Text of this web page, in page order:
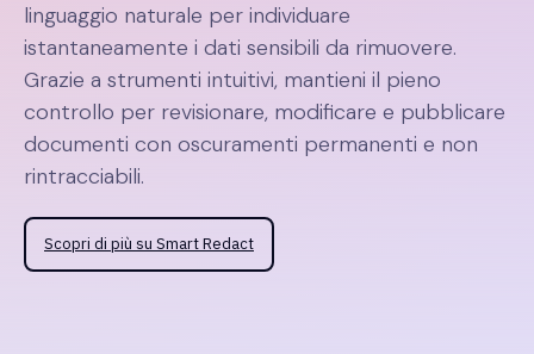
linguaggio naturale per individuare
istantaneamente i dati sensibili da rimuovere.
Grazie a strumenti intuitivi, mantieni il pieno
controllo per revisionare, modificare e pubblicare
documenti con oscuramenti permanenti e non
rintracciabili.
Scopri di più su Smart Redact